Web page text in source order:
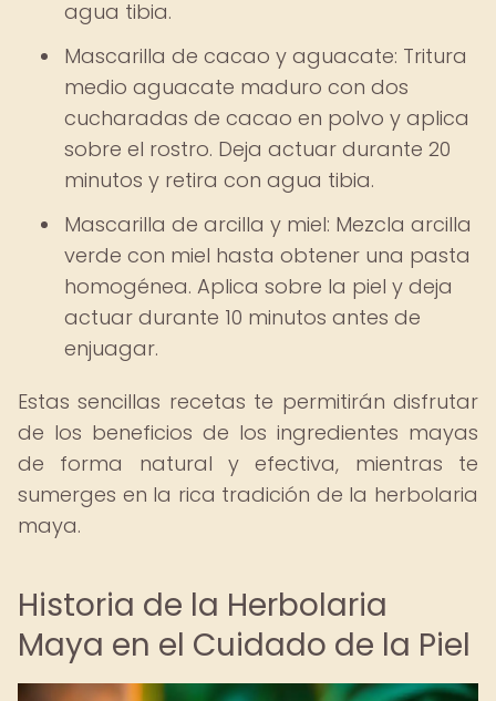
agua tibia.
Mascarilla de cacao y aguacate: Tritura
medio aguacate maduro con dos
cucharadas de cacao en polvo y aplica
sobre el rostro. Deja actuar durante 20
minutos y retira con agua tibia.
Mascarilla de arcilla y miel: Mezcla arcilla
verde con miel hasta obtener una pasta
homogénea. Aplica sobre la piel y deja
actuar durante 10 minutos antes de
enjuagar.
Estas sencillas recetas te permitirán disfrutar
de los beneficios de los ingredientes mayas
de forma natural y efectiva, mientras te
sumerges en la rica tradición de la herbolaria
maya.
Historia de la Herbolaria
Maya en el Cuidado de la Piel